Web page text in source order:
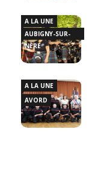
A LA UNE
AUBIGNY-SUR-
NÈRE
A LA UNE
AVORD